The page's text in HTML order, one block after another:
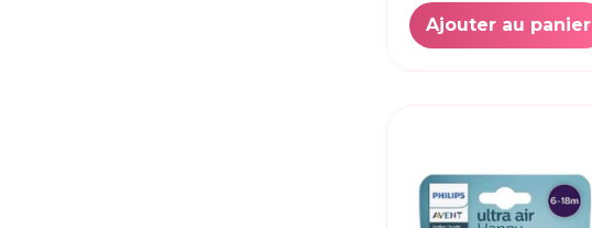
Ajouter au panier